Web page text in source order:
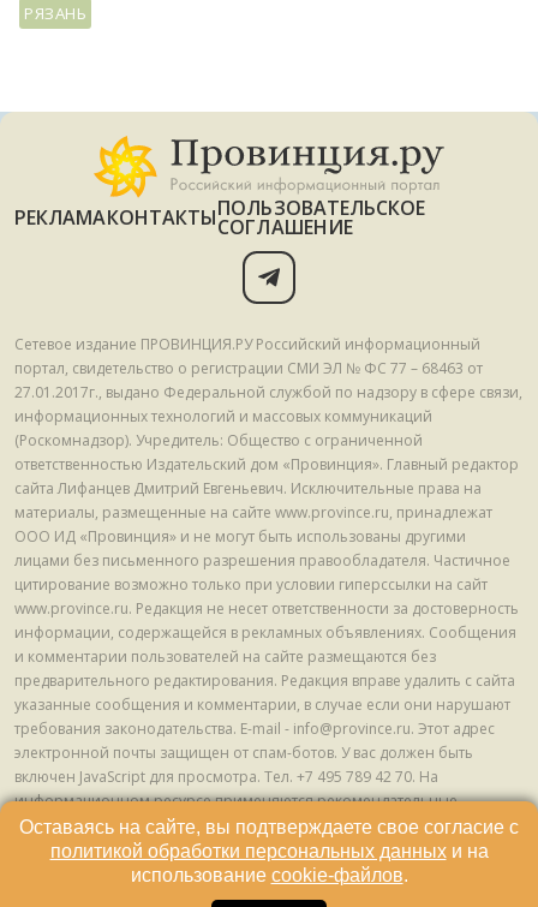
РЯЗАНЬ
РЕКЛАМАКОНТАКТЫПОЛЬЗОВАТЕЛЬСКОЕ
СОГЛАШЕНИЕ
Сетевое издание ПРОВИНЦИЯ.РУ Российский информационный
портал, свидетельство о регистрации СМИ ЭЛ № ФС 77 – 68463 от
27.01.2017г., выдано Федеральной службой по надзору в сфере связи,
информационных технологий и массовых коммуникаций
(Роскомнадзор). Учредитель: Общество с ограниченной
ответственностью Издательский дом «Провинция». Главный редактор
сайта Лифанцев Дмитрий Евгеньевич. Исключительные права на
материалы, размещенные на сайте www.province.ru, принадлежат
ООО ИД «Провинция» и не могут быть использованы другими
лицами без письменного разрешения правообладателя. Частичное
цитирование возможно только при условии гиперссылки на сайт
www.province.ru. Редакция не несет ответственности за достоверность
информации, содержащейся в рекламных объявлениях. Сообщения
и комментарии пользователей на сайте размещаются без
предварительного редактирования. Редакция вправе удалить с сайта
указанные сообщения и комментарии, в случае если они нарушают
требования законодательства. E-mail - info@province.ru. Этот адрес
электронной почты защищен от спам-ботов. У вас должен быть
включен JavaScript для просмотра. Tел. +7 495 789 42 70. На
информационном ресурсе применяются рекомендательные
технологии (информационные технологии предоставления
информации на основе сбора, систематизации и анализа сведений,
относящихся к предпочтениям пользователей сети "Интернет",
находящихся на территории Российской Федерации) © ООО ИД
Оставаясь на сайте, вы подтверждаете свое согласие с
политикой обработки персональных данныхи на
использование cookie-файлов.